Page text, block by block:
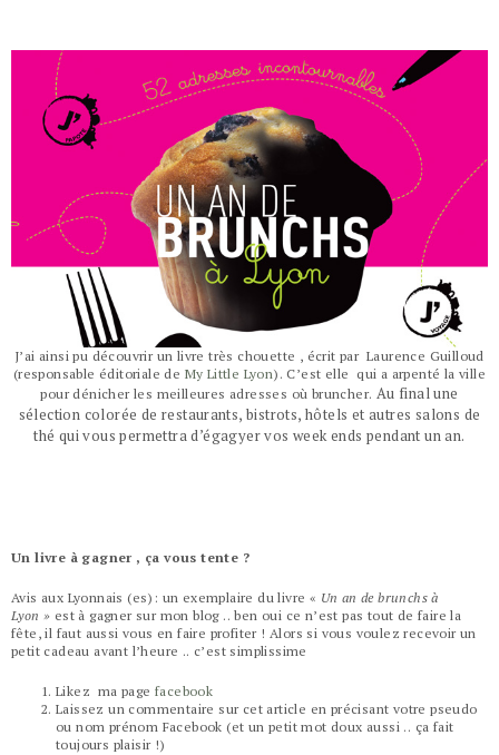
J’ai ainsi pu découvrir un livre très chouette , écrit par Laurence Guilloud
(responsable éditoriale de My Little Lyon). C’est elle qui a arpenté la ville
pour dénicher les meilleures adresses où bruncher. Au final une
sélection colorée de restaurants, bistrots, hôtels et autres salons de
thé qui vous permettra d’égagyer vos week ends pendant un an.
Un livre à gagner , ça vous tente ?
Avis aux Lyonnais (es): un exemplaire du livre « Un an de brunchs à
Lyon » est à gagner sur mon blog .. ben oui ce n’est pas tout de faire la
fête, il faut aussi vous en faire profiter ! Alors si vous voulez recevoir un
petit cadeau avant l’heure .. c’est simplissime
Likez ma pagefacebook
Laissez un commentaire sur cet article en précisant votre pseudo
ou nom prénom Facebook (et un petit mot doux aussi .. ça fait
toujours plaisir !)